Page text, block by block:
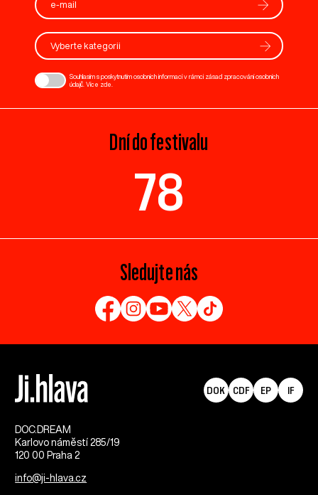
Vyberte kategorii
Souhlasím s poskytnutím osobních informací v rámci zásad zpracování osobních
údajů. Více zde
Dní do festivalu
78
Sledujte nás
DOC.DREAM​
Karlovo náměstí 285/19
120 00 Praha 2
info@ji-hlava.cz
DOK CDF EP IF